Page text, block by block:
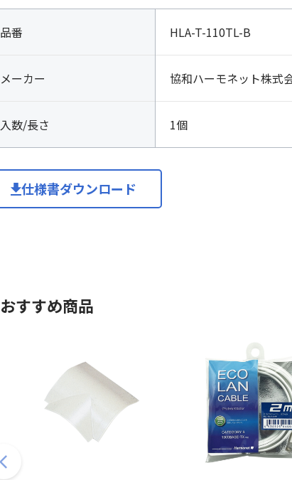
易
型
品番 HLA-T-110TL-B
メーカー 協和ハーモネット株式
入数/長さ 1個
仕様書ダウンロード
おすすめ商品